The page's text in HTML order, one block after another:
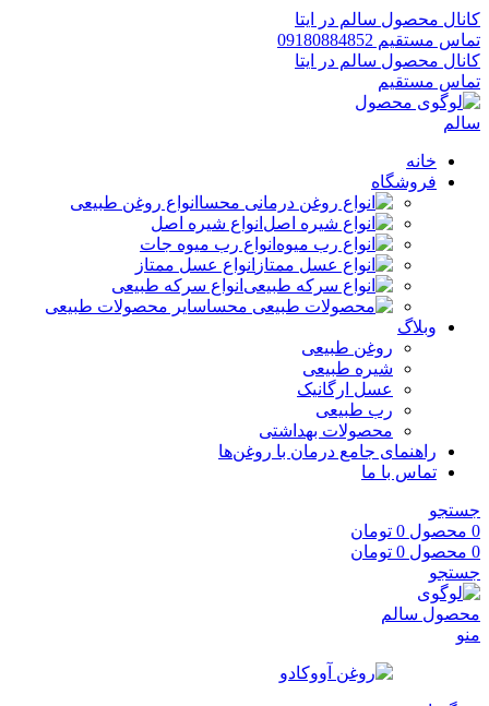
کانال محصول سالم در ایتا
تماس مستقیم 09180884852
کانال محصول سالم در ایتا
تماس مستقیم
خانه
فروشگاه
انواع روغن طبیعی
انواع شیره اصل
انواع رب میوه جات
انواع عسل ممتاز
انواع سرکه طبیعی
سایر محصولات طبیعی
وبلاگ
روغن طبیعی
شیره طبیعی
عسل ارگانیک
رب طبیعی
محصولات بهداشتی
راهنمای جامع درمان با روغن‌ها
تماس با ما
جستجو
0 محصول 0 تومان
0 محصول 0 تومان
جستجو
منو